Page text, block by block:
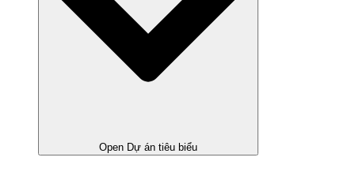
Open Dự án tiêu biểu